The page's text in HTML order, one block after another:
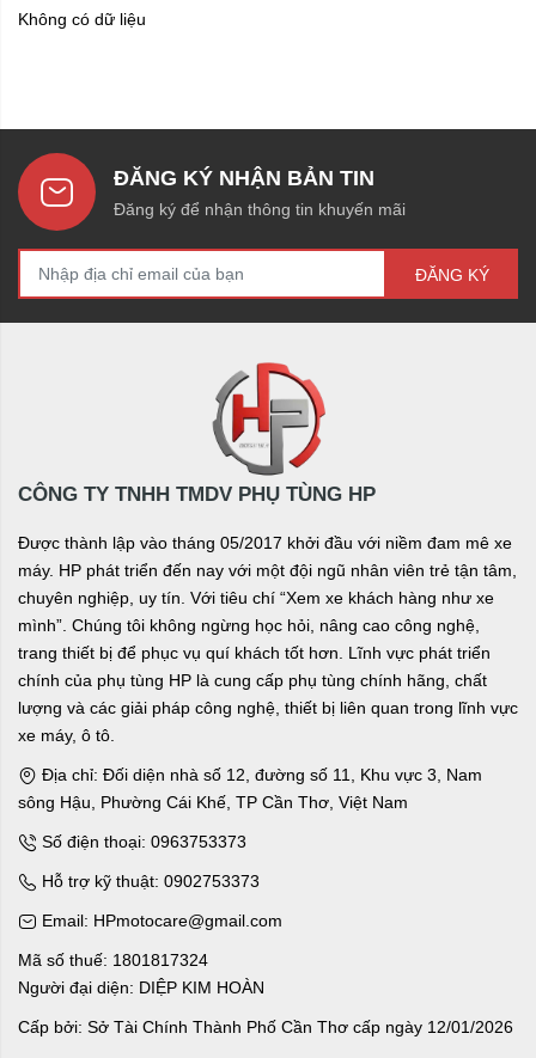
Không có dữ liệu
ĐĂNG KÝ NHẬN BẢN TIN
Đăng ký để nhận thông tin khuyến mãi
ĐĂNG KÝ
CÔNG TY TNHH TMDV PHỤ TÙNG HP
Được thành lập vào tháng 05/2017 khởi đầu với niềm đam mê xe
máy. HP phát triển đến nay với một đội ngũ nhân viên trẻ tận tâm,
chuyên nghiệp, uy tín. Với tiêu chí “Xem xe khách hàng như xe
mình”. Chúng tôi không ngừng học hỏi, nâng cao công nghệ,
trang thiết bị để phục vụ quí khách tốt hơn. Lĩnh vực phát triển
chính của phụ tùng HP là cung cấp phụ tùng chính hãng, chất
lượng và các giải pháp công nghệ, thiết bị liên quan trong lĩnh vực
xe máy, ô tô.
Địa chỉ: Đối diện nhà số 12, đường số 11, Khu vực 3, Nam
sông Hậu, Phường Cái Khế, TP Cần Thơ, Việt Nam
Số điện thoại: 0963753373
Hỗ trợ kỹ thuật: 0902753373
Email: HPmotocare@gmail.com
Mã số thuế: 1801817324
Người đại diện: DIỆP KIM HOÀN
Cấp bởi: Sở Tài Chính Thành Phố Cần Thơ cấp ngày 12/01/2026